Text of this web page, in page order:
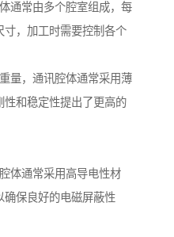
通常由多个腔室组成，每
，加工时需要控制各个
量，通讯腔体通常采用薄
和稳定性提出了更高的
体通常采用高导电性材
确保良好的电磁屏蔽性